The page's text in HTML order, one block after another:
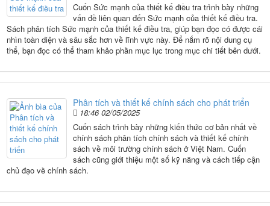
Cuốn Sức mạnh của thiết kế điều tra trình bày những
vấn đề liên quan đến Sức mạnh của thiết kế điều tra.
Sách phân tích Sức mạnh của thiết kế điều tra, giúp bạn đọc có được cái
nhìn toàn diện và sâu sắc hơn về lĩnh vực này. Để nắm rõ nội dung cụ
thể, bạn đọc có thể tham khảo phần mục lục trong mục chi tiết bên dưới.
Phân tích và thiết kế chính sách cho phát triển
18:46 02/05/2025
Cuốn sách trình bày những kiến thức cơ bản nhất về
chính sách phân tích chính sách và thiết kế chính
sách về môi trường chính sách ở Việt Nam. Cuốn
sách cũng giới thiệu một số kỹ năng và cách tiếp cận
chủ đạo về chính sách.